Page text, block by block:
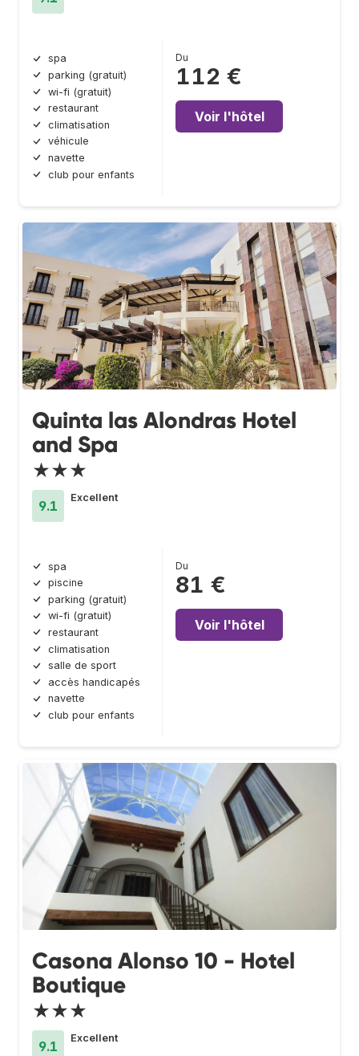
spa
parking (gratuit)
wi-fi (gratuit)
restaurant
climatisation
véhicule
navette
club pour enfants
Du
112 €
Voir l'hôtel
Quinta las Alondras Hotel
and Spa
★★★
9.1
Excellent
spa
piscine
parking (gratuit)
wi-fi (gratuit)
restaurant
climatisation
salle de sport
accès handicapés
navette
club pour enfants
Du
81 €
Voir l'hôtel
Casona Alonso 10 - Hotel
Boutique
★★★
9.1
Excellent